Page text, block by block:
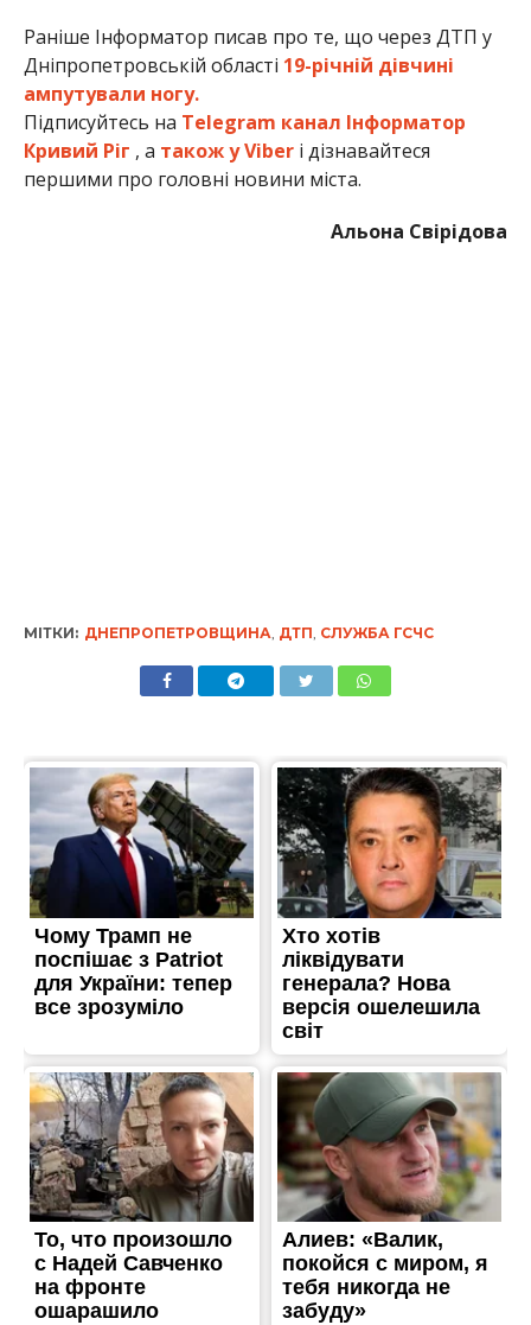
Раніше Інформатор писав про те, що через ДТП у
Дніпропетровській області 19-річній дівчині
ампутували ногу.
Підписуйтесь на Telegram канал Інформатор
Кривий Ріг , а також у Viberі дізнавайтеся
першими про головні новини міста.
Альона Свірідова
МІТКИ: ДНЕПРОПЕТРОВЩИНА, ДТП, СЛУЖБА ГСЧС